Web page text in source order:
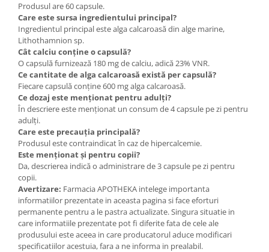
Produsul are 60 capsule.
Care este sursa ingredientului principal?
Ingredientul principal este alga calcaroasă din alge marine,
Lithothamnion sp.
Cât calciu conține o capsulă?
O capsulă furnizează 180 mg de calciu, adică 23% VNR.
Ce cantitate de alga calcaroasă există per capsulă?
Fiecare capsulă conține 600 mg alga calcaroasă.
Ce dozaj este menționat pentru adulți?
În descriere este menționat un consum de 4 capsule pe zi pentru
adulți.
Care este precauția principală?
Produsul este contraindicat în caz de hipercalcemie.
Este menționat și pentru copii?
Da, descrierea indică o administrare de 3 capsule pe zi pentru
copii.
Avertizare: Farmacia APOTHEKA intelege importanta
informatiilor prezentate in aceasta pagina si face eforturi
permanente pentru a le pastra actualizate. Singura situatie in
care informatiile prezentate pot fi diferite fata de cele ale
produsului este aceea in care producatorul aduce modificari
specificatiilor acestuia, fara a ne informa in prealabil.